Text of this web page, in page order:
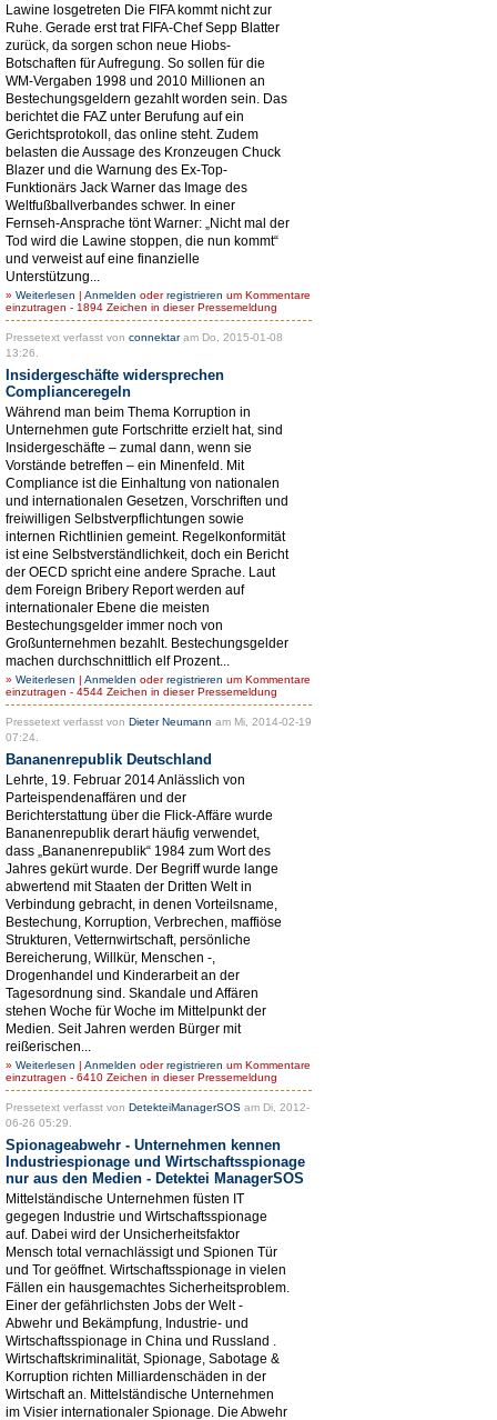
Lawine losgetreten Die FIFA kommt nicht zur
Ruhe. Gerade erst trat FIFA-Chef Sepp Blatter
zurück, da sorgen schon neue Hiobs-
Botschaften für Aufregung. So sollen für die
WM-Vergaben 1998 und 2010 Millionen an
Bestechungsgeldern gezahlt worden sein. Das
berichtet die FAZ unter Berufung auf ein
Gerichtsprotokoll, das online steht. Zudem
belasten die Aussage des Kronzeugen Chuck
Blazer und die Warnung des Ex-Top-
Funktionärs Jack Warner das Image des
Weltfußballverbandes schwer. In einer
Fernseh-Ansprache tönt Warner: „Nicht mal der
Tod wird die Lawine stoppen, die nun kommt“
und verweist auf eine finanzielle
Unterstützung...
» Weiterlesen | Anmelden oderregistrieren um Kommentare
einzutragen - 1894 Zeichen in dieser Pressemeldung
Pressetext verfasst von connektaram Do, 2015-01-08
13:26.
Insidergeschäfte widersprechen
Complianceregeln
Während man beim Thema Korruption in
Unternehmen gute Fortschritte erzielt hat, sind
Insidergeschäfte – zumal dann, wenn sie
Vorstände betreffen – ein Minenfeld. Mit
Compliance ist die Einhaltung von nationalen
und internationalen Gesetzen, Vorschriften und
freiwilligen Selbstverpflichtungen sowie
internen Richtlinien gemeint. Regelkonformität
ist eine Selbstverständlichkeit, doch ein Bericht
der OECD spricht eine andere Sprache. Laut
dem Foreign Bribery Report werden auf
internationaler Ebene die meisten
Bestechungsgelder immer noch von
Großunternehmen bezahlt. Bestechungsgelder
machen durchschnittlich elf Prozent...
» Weiterlesen | Anmelden oderregistrieren um Kommentare
einzutragen - 4544 Zeichen in dieser Pressemeldung
Pressetext verfasst von Dieter Neumann am Mi, 2014-02-19
07:24.
Bananenrepublik Deutschland
Lehrte, 19. Februar 2014 Anlässlich von
Parteispendenaffären und der
Berichterstattung über die Flick-Affäre wurde
Bananenrepublik derart häufig verwendet,
dass „Bananenrepublik“ 1984 zum Wort des
Jahres gekürt wurde. Der Begriff wurde lange
abwertend mit Staaten der Dritten Welt in
Verbindung gebracht, in denen Vorteilsname,
Bestechung, Korruption, Verbrechen, maffiöse
Strukturen, Vetternwirtschaft, persönliche
Bereicherung, Willkür, Menschen -,
Drogenhandel und Kinderarbeit an der
Tagesordnung sind. Skandale und Affären
stehen Woche für Woche im Mittelpunkt der
Medien. Seit Jahren werden Bürger mit
reißerischen...
» Weiterlesen | Anmelden oderregistrieren um Kommentare
einzutragen - 6410 Zeichen in dieser Pressemeldung
Pressetext verfasst von DetekteiManagerSOS am Di, 2012-
06-26 05:29.
Spionageabwehr - Unternehmen kennen
Industriespionage und Wirtschaftsspionage
nur aus den Medien - Detektei ManagerSOS
Mittelständische Unternehmen füsten IT
gegegen Industrie und Wirtschaftsspionage
auf. Dabei wird der Unsicherheitsfaktor
Mensch total vernachlässigt und Spionen Tür
und Tor geöffnet. Wirtschaftsspionage in vielen
Fällen ein hausgemachtes Sicherheitsproblem.
Einer der gefährlichsten Jobs der Welt -
Abwehr und Bekämpfung, Industrie- und
Wirtschaftsspionage in China und Russland .
Wirtschaftskriminalität, Spionage, Sabotage &
Korruption richten Milliardenschäden in der
Wirtschaft an. Mittelständische Unternehmen
im Visier internationaler Spionage. Die Abwehr